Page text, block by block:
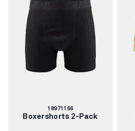
Artikelnummer:
18971166
Boxershorts 2-Pack